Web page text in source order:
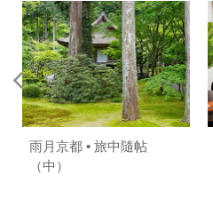
雨月京都 • 旅中隨帖
（中）